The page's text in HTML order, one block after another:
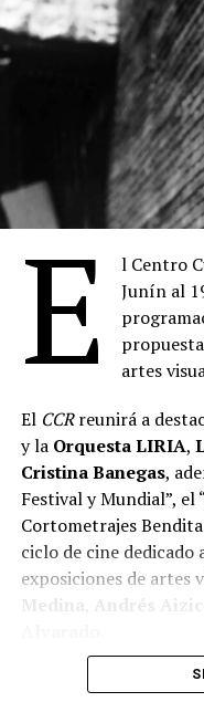
E l Centro
Junín al
artes
El CCRreunirá a
y la Orquesta LIRIA,
Cristina Banegas,
Festival y Mundial”,
Cortometrajes Bendita
ciclo de cine dedicado
exposiciones de artes
Medina
Andrés